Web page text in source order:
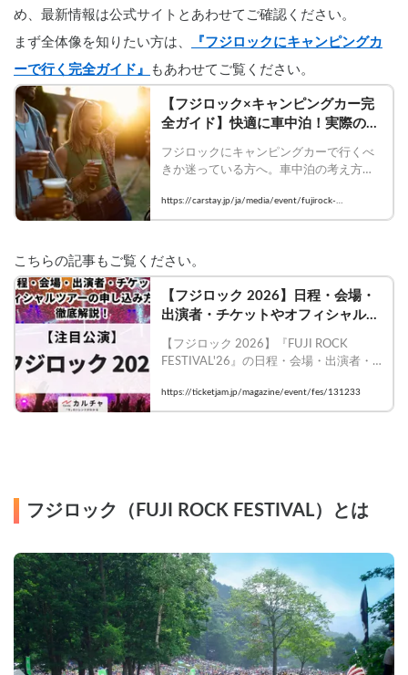
め、最新情報は公式サイトとあわせてご確認ください。
まず全体像を知りたい方は、
『フジロックにキャンピングカ
ーで行く完全ガイド』
もあわせてご覧ください。
【フジロック×キャンピングカー完
全ガイド】快適に車中泊！実際の体
策・宿/ホテル不足問題まで徹底解
説 | Carstayの情報発信メディア
VANLIFE JAPAN
フジロックにキャンピングカーで行くべ
きか迷っている方へ。車中泊の考え方、
対策、向いている車両、予約のコツまで
まとめて解説。Carstayの実例と体験記事
く紹介します。
https://carstay.jp/ja/media/event/fujirock-
campingcar-guide/
こちらの記事もご覧ください。
【フジロック 2026】日程・会場・
出演者・チケットやオフィシャルツ
【フジロック 2026】『FUJI ROCK
FESTIVAL'26』の日程・会場・出演者・
み方法を徹底解説！国内外のアーティス
トが集まる音楽フェスが今年も開催され
https://ticketjam.jp/magazine/event/fes/131233
フジロック（FUJI ROCK FESTIVAL）とは